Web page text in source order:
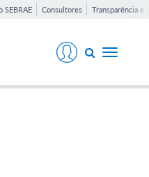
SEBRAE Consultores Transparência e
Toggle